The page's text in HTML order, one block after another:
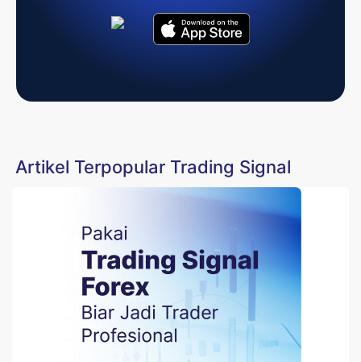
Artikel Terpopular Trading Signal